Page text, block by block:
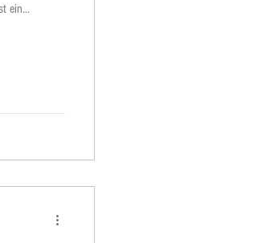
allen Genussmenschen mit Humor! Das kulinar(r)ische ABC ist ein...